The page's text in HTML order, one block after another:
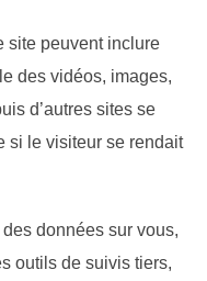
site peuvent inclure
des vidéos, images,
d’autres sites se
si le visiteur se rendait
données sur vous,
outils de suivis tiers,